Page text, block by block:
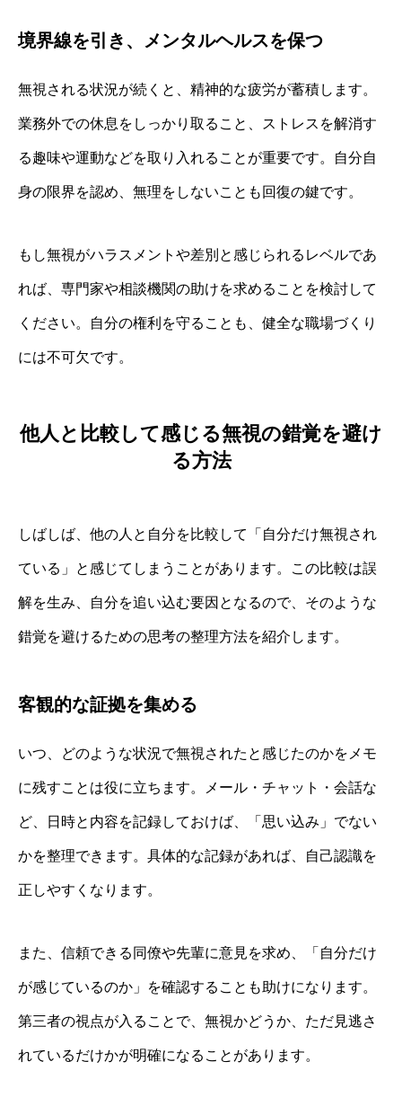
境界線を引き、メンタルヘルスを保つ
無視される状況が続くと、精神的な疲労が蓄積します。
業務外での休息をしっかり取ること、ストレスを解消す
る趣味や運動などを取り入れることが重要です。自分自
身の限界を認め、無理をしないことも回復の鍵です。
もし無視がハラスメントや差別と感じられるレベルであ
れば、専門家や相談機関の助けを求めることを検討して
ください。自分の権利を守ることも、健全な職場づくり
には不可欠です。
他人と比較して感じる無視の錯覚を避け
る方法
しばしば、他の人と自分を比較して「自分だけ無視され
ている」と感じてしまうことがあります。この比較は誤
解を生み、自分を追い込む要因となるので、そのような
錯覚を避けるための思考の整理方法を紹介します。
客観的な証拠を集める
いつ、どのような状況で無視されたと感じたのかをメモ
に残すことは役に立ちます。メール・チャット・会話な
ど、日時と内容を記録しておけば、「思い込み」でない
かを整理できます。具体的な記録があれば、自己認識を
正しやすくなります。
また、信頼できる同僚や先輩に意見を求め、「自分だけ
が感じているのか」を確認することも助けになります。
第三者の視点が入ることで、無視かどうか、ただ見逃さ
れているだけかが明確になることがあります。